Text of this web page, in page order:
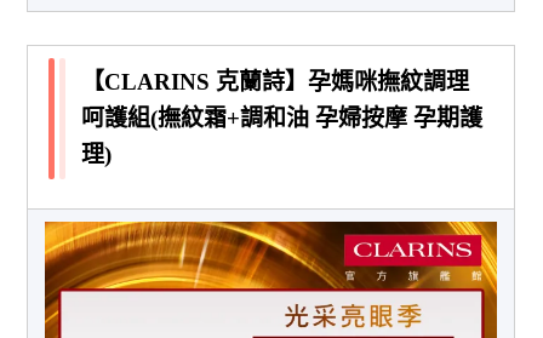
【CLARINS 克蘭詩】孕媽咪撫紋調理
呵護組(撫紋霜+調和油 孕婦按摩 孕期護
理)